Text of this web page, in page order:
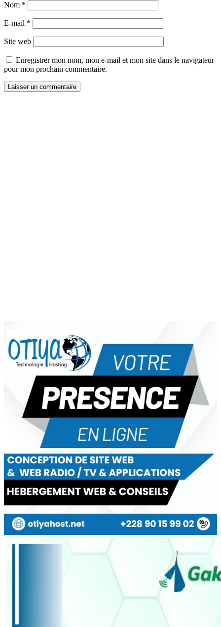
Nom *
E-mail *
Site web
Enregistrer mon nom, mon e-mail et mon site dans le navigateur
pour mon prochain commentaire.